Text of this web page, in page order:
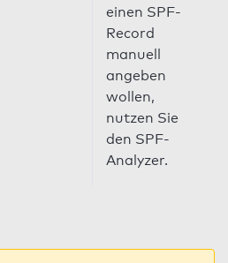
einen SPF-
Record
manuell
angeben
wollen,
nutzen Sie
den SPF-
Analyzer.